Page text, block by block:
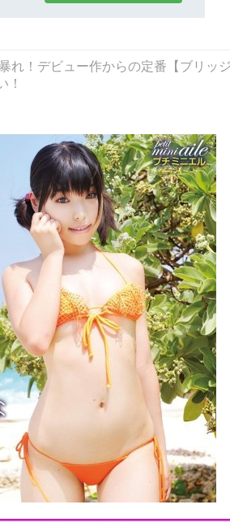
れ！デビュー作からの定番【ブリッ
！